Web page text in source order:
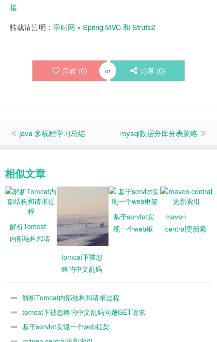
接
转载请注明： 学时网 » Spring MVC 和 Struts2
喜欢 (0) or 分享 (0)
java 多线程学习总结 mysql数据分库分表策略
相似文章
解析Tomcat
内部结构和请
tomcat下被忽
略的中文乱码
基于servlet实
现一个web框
maven
central更新索
解析Tomcat内部结构和请求过程
tomcat下被忽略的中文乱码问题GET请求
基于servlet实现一个web框架